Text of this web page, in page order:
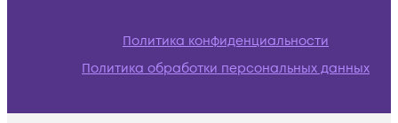
Политика конфиденциальности
Политика обработки персональных данных